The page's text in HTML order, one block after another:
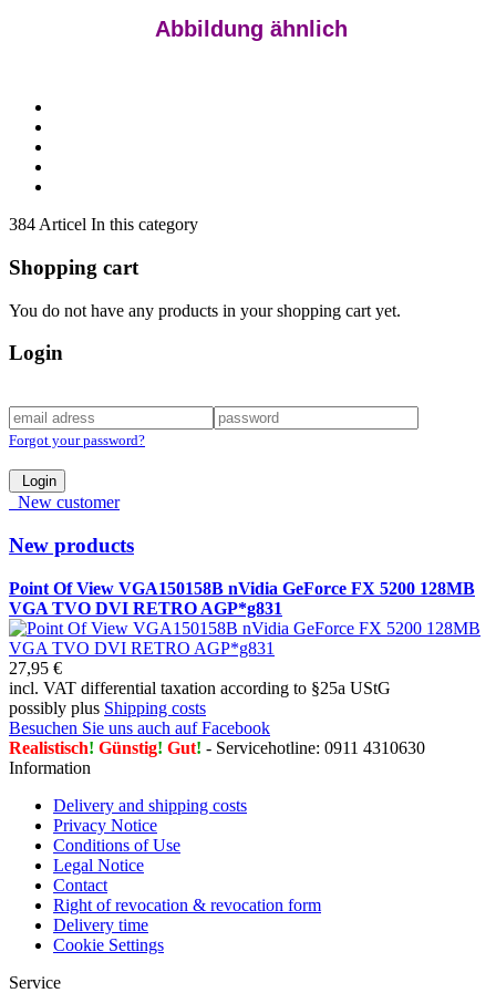
Abbildung ähnlich
384 Articel In this category
Shopping cart
You do not have any products in your shopping cart yet.
Login
Forgot your password?
Login
New customer
New products
Point Of View VGA150158B nVidia GeForce FX 5200 128MB
VGA TVO DVI RETRO AGP*g831
27,95 €
incl. VAT differential taxation according to §25a UStG
possibly plus Shipping costs
Besuchen Sie uns auch auf Facebook
Realistisch! Günstig! Gut! - Servicehotline: 0911 4310630
Information
Delivery and shipping costs
Privacy Notice
Conditions of Use
Legal Notice
Contact
Right of revocation & revocation form
Delivery time
Cookie Settings
Service